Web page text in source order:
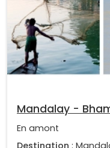
Mandalay -
En amont